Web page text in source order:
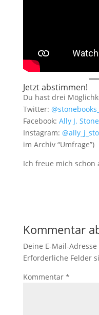
Jetzt abstimmen!
Du hast drei
Twitter:
Facebook: Ally J. Stone
Instagram:
im Archiv “Umfrage”)
Ich freue mich schon
Kommentar
Deine E-Mail-
Erforderliche Felder
Kommentar *